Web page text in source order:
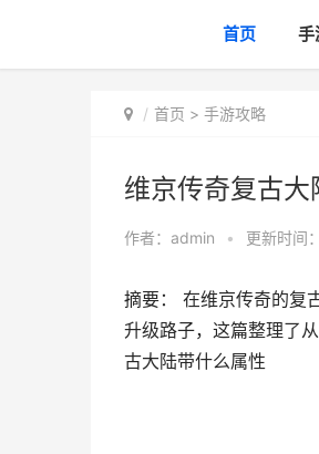
首页 手
首页 > 手游攻略
维京传奇复古
作者： admin • 更新时间
摘要： 在维京传奇的复
升级路子，这篇整理了
古大陆带什么属性